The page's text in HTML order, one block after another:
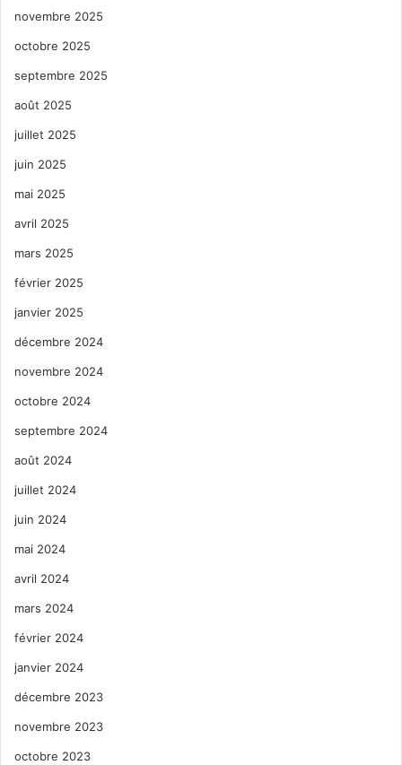
novembre 2025
octobre 2025
septembre 2025
août 2025
juillet 2025
juin 2025
mai 2025
avril 2025
mars 2025
février 2025
janvier 2025
décembre 2024
novembre 2024
octobre 2024
septembre 2024
août 2024
juillet 2024
juin 2024
mai 2024
avril 2024
mars 2024
février 2024
janvier 2024
décembre 2023
novembre 2023
octobre 2023